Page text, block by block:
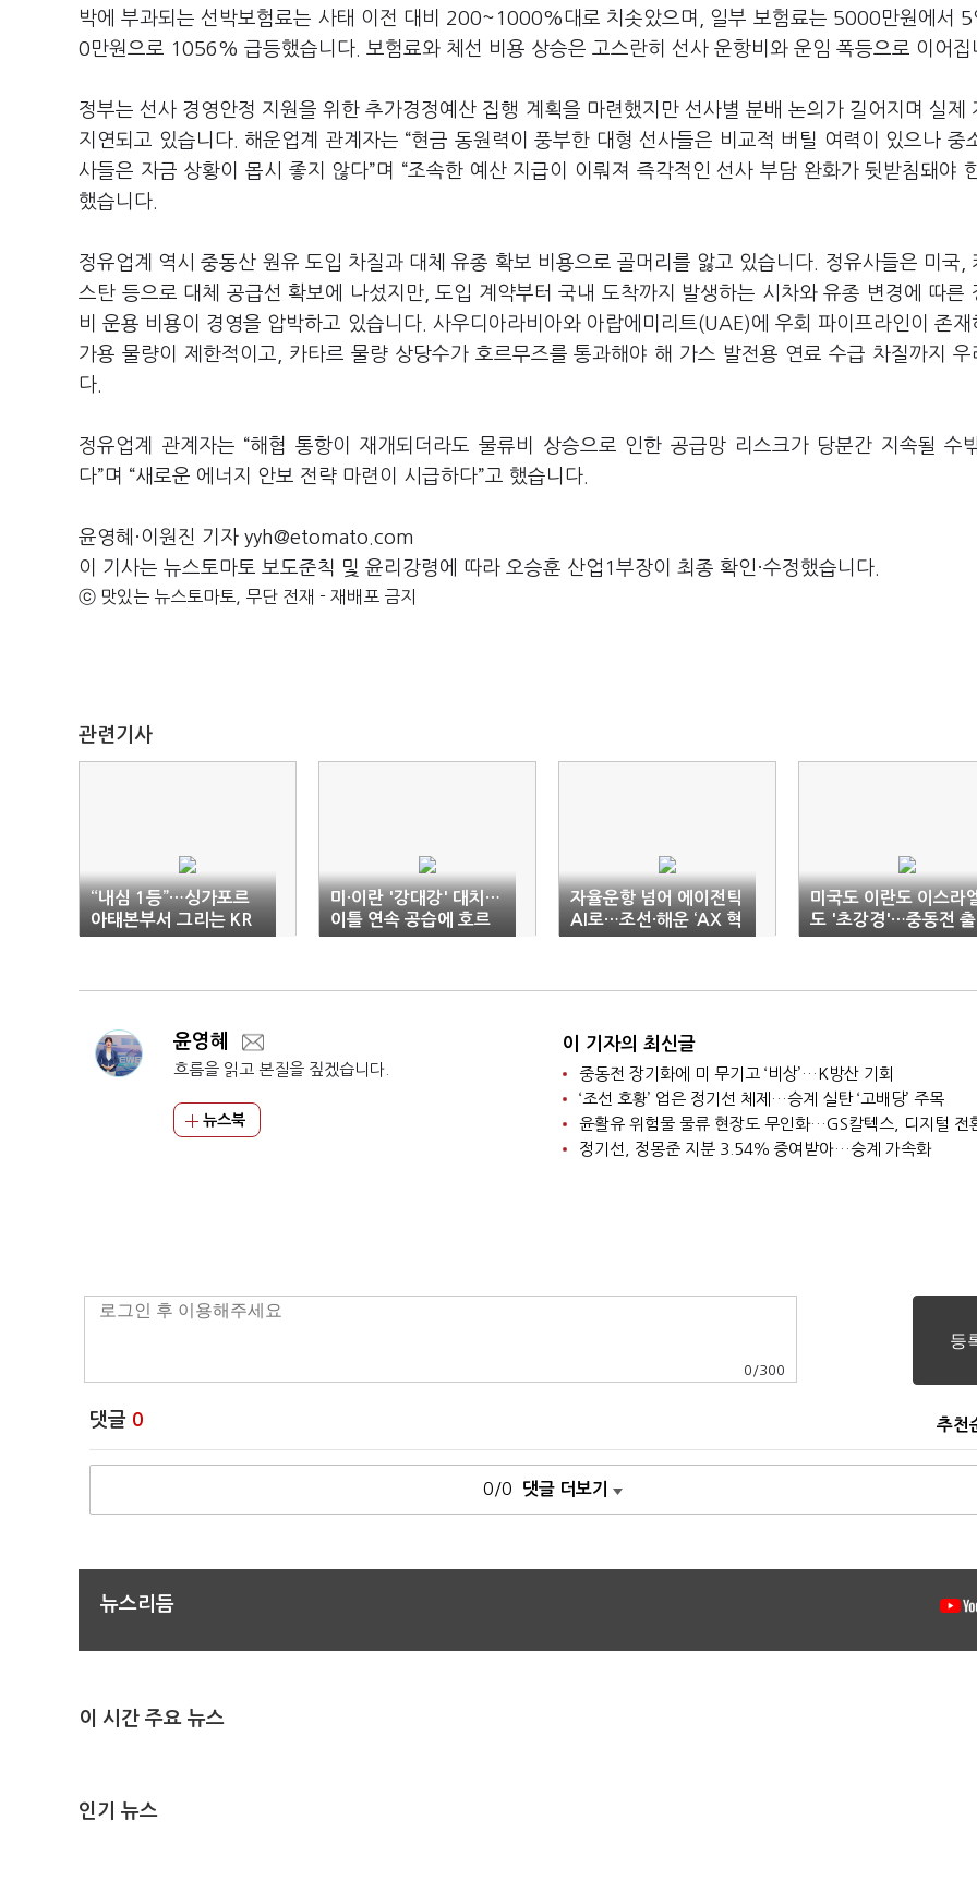
박에 부과되는 선박보험료는 사태 이전 대비 200~1000%대로 치솟았으며, 일부 보험료는 5000만원에서
0만원으로 1056% 급등했습니다. 보험료와 체선 비용 상승은 고스란히 선사 운항비와 운임 폭등으로 이어집
정부는 선사 경영안정 지원을 위한 추가경정예산 집행 계획을 마련했지만 선사별 분배 논의가 길어지며 실제
지연되고 있습니다. 해운업계 관계자는 “현금 동원력이 풍부한 대형 선사들은 비교적 버틸 여력이 있으나 중
사들은 자금 상황이 몹시 좋지 않다”며 “조속한 예산 지급이 이뤄져 즉각적인 선사 부담 완화가 뒷받침돼야
했습니다.
정유업계 역시 중동산 원유 도입 차질과 대체 유종 확보 비용으로 골머리를 앓고 있습니다. 정유사들은 미국,
스탄 등으로 대체 공급선 확보에 나섰지만, 도입 계약부터 국내 도착까지 발생하는 시차와 유종 변경에 따른
비 운용 비용이 경영을 압박하고 있습니다. 사우디아라비아와 아랍에미리트(UAE)에 우회 파이프라인이 존재
가용 물량이 제한적이고, 카타르 물량 상당수가 호르무즈를 통과해야 해 가스 발전용 연료 수급 차질까지 우
다.
정유업계 관계자는 “해협 통항이 재개되더라도 물류비 상승으로 인한 공급망 리스크가 당분간 지속될 수
다”며 “새로운 에너지 안보 전략 마련이 시급하다”고 했습니다.
윤영혜·이원진 기자 yyh@etomato.com
이 기사는 뉴스토마토 보도준칙 및 윤리강령에 따라 오승훈 산업1부장이 최종 확인·수정했습니다.
ⓒ 맛있는 뉴스토마토, 무단 전재 - 재배포 금지
관련기사
“내심 1등”…싱가포르
아태본부서 그리는 KR
의 기술 표준
미·이란 '강대강' 대치…
이틀 연속 공습에 호르
무즈 전면 폐쇄
자율운항 넘어 에이전틱
AI로…조선·해운 ‘AX 혁
신’ 속도
미국도 이란도 이스라
도 '초강경'…중동전 출
구 '깜깜'
윤영혜
흐름을 읽고 본질을 짚겠습니다.
뉴스북
이 기자의 최신글
중동전 장기화에 미 무기고 ‘비상’…K방산 기회
‘조선 호황’ 업은 정기선 체제…승계 실탄 ‘고배당’ 주목
윤활유 위험물 물류 현장도 무인화…GS칼텍스, 디지털 전
정기선, 정몽준 지분 3.54％ 증여받아…승계 가속화
0 /300
댓글 0 추천
0/0 댓글 더보기
뉴스리듬
이 시간 주요 뉴스
인기 뉴스